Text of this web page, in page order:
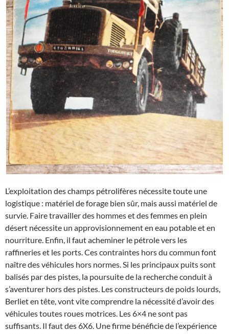
L’exploitation des champs pétrolifères nécessite toute une
logistique : matériel de forage bien sûr, mais aussi matériel de
survie. Faire travailler des hommes et des femmes en plein
désert nécessite un approvisionnement en eau potable et en
nourriture. Enfin, il faut acheminer le pétrole vers les
raffineries et les ports. Ces contraintes hors du commun font
naître des véhicules hors normes. Si les principaux puits sont
balisés par des pistes, la poursuite de la recherche conduit à
s’aventurer hors des pistes. Les constructeurs de poids lourds,
Berliet en tête, vont vite comprendre la nécessité d’avoir des
véhicules toutes roues motrices. Les 6×4 ne sont pas
suffisants. Il faut des 6X6. Une firme bénéficie de l’expérience